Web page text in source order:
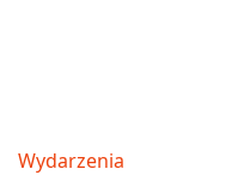
Wydarzenia